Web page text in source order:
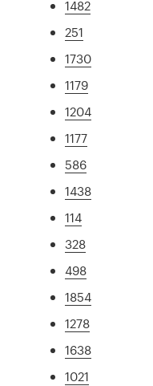
1482
251
1730
1179
1204
1177
586
1438
114
328
498
1854
1278
1638
1021